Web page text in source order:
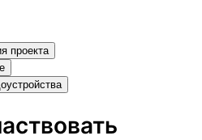
проекта